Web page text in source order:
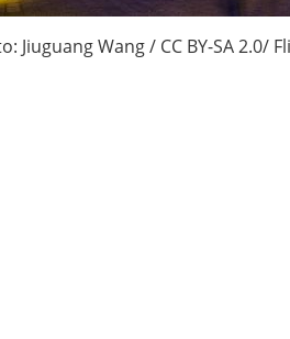
Jiuguang Wang / CC BY-SA 2.0/